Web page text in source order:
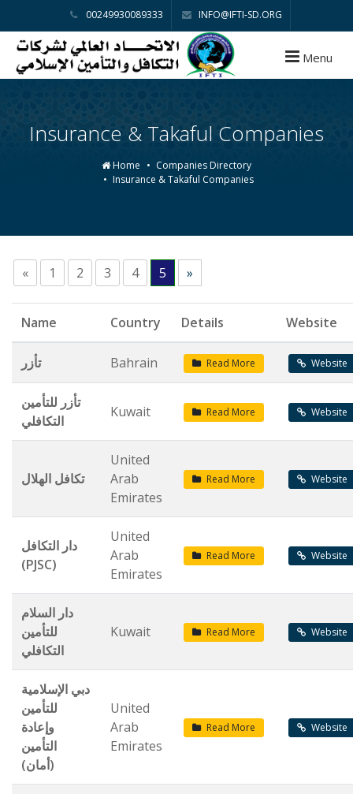
00249930089333 INFO@IFTI-SD.ORG
Menu
Insurance & Takaful Companies
Home
Companies Directory
Insurance & Takaful Companies
« 1 2 3 4 5 »
Name Country Details Website
تأزر Bahrain Read More Website
تأزر للتأمين
التكافلي
Kuwait Read More Website
تكافل الهلال
United
Arab
Emirates
Read More Website
دار التكافل
(PJSC)
United
Arab
Emirates
Read More Website
دار السلام
للتأمين
التكافلي
Kuwait Read More Website
دبي الإسلامية
للتأمين
وإعادة
التأمين
(أمان)
United
Arab
Emirates
Read More Website